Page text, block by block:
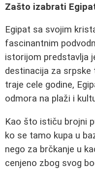
Zašto izabrati
Egipat sa svojim
fascinantnim
istorijom predstavlja
destinacija za srpske
traje cele godine,
odmora na plaži i
Kao što ističu brojni
ko se tamo kupa u
nego za brčkanje u
cenjeno zbog svog